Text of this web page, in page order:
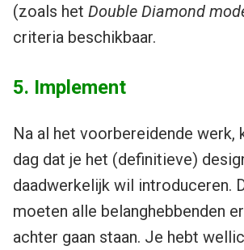
(zoals het Double Diamond
criteria beschikbaar.
5. Implement
Na al het voorbereidende werk,
dag dat je het (definitieve)
daadwerkelijk wil introduceren.
moeten alle belanghebbenden
achter gaan staan. Je hebt